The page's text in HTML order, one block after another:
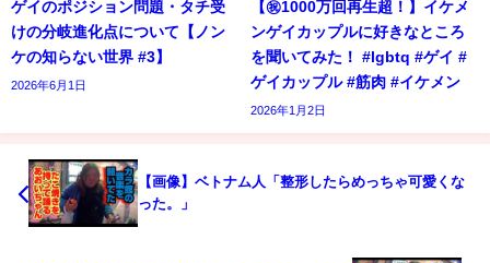
ゲイのポジション問題・タチ受
けの分岐進化点について【ノン
ケの知らない世界 #3】
2026年6月1日
【㊗️1000万回再生超！】イケメ
ンゲイカップルに好きなところ
を聞いてみた！ #lgbtq #ゲイ #
ゲイカップル #筋肉 #イケメン
2026年1月2日
【画像】ベトナム人「整形したらめっちゃ可愛くな
った。」